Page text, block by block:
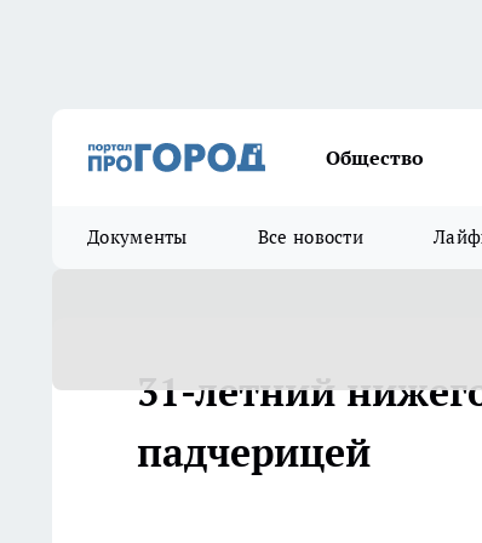
Общество
Документы Все новости
31-летний
падчерицей